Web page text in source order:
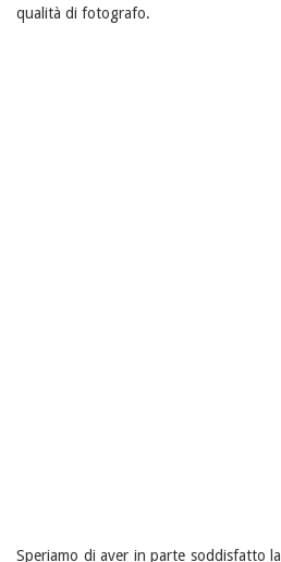
qualità di fotografo.
Speriamo di aver in parte soddisfatto la